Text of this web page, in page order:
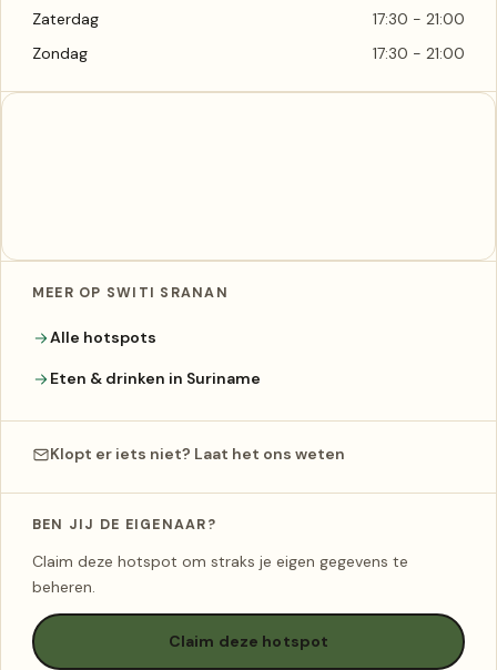
Zaterdag
17:30 - 21:00
Zondag
17:30 - 21:00
MEER OP SWITI SRANAN
Alle hotspots
Eten & drinken in Suriname
Klopt er iets niet? Laat het ons weten
BEN JIJ DE EIGENAAR?
Claim deze hotspot om straks je eigen gegevens te
beheren.
Claim deze hotspot